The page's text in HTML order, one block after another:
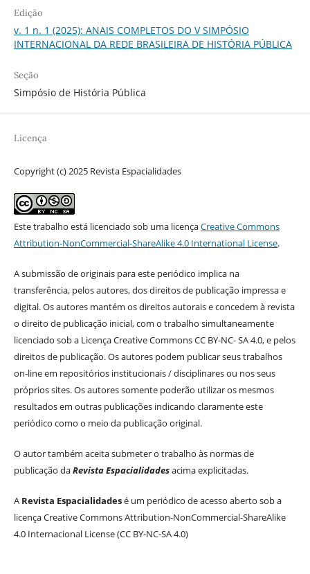
Edição
v. 1 n. 1 (2025): ANAIS COMPLETOS DO V SIMPÓSIO
INTERNACIONAL DA REDE BRASILEIRA DE HISTÓRIA PÚBLICA
Seção
Simpósio de História Pública
Licença
Copyright (c) 2025 Revista Espacialidades
Este trabalho está licenciado sob uma licençaCreative Commons
Attribution-NonCommercial-ShareAlike 4.0 International License.
A submissão de originais para este periódico implica na
transferência, pelos autores, dos direitos de publicação impressa e
digital. Os autores mantém os direitos autorais e concedem à revista
o direito de publicação inicial, com o trabalho simultaneamente
licenciado sob a Licença Creative Commons CC BY-NC- SA 4.0, e pelos
direitos de publicação. Os autores podem publicar seus trabalhos
on-line em repositórios institucionais / disciplinares ou nos seus
próprios sites. Os autores somente poderão utilizar os mesmos
resultados em outras publicações indicando claramente este
periódico como o meio da publicação original.
O autor também aceita submeter o trabalho às normas de
publicação daRevista Espacialidadesacima explicitadas.
A Revista Espacialidadesé um periódico de acesso aberto sob a
licença Creative Commons Attribution-NonCommercial-ShareAlike
4.0 Internacional License (CC BY-NC-SA 4.0)